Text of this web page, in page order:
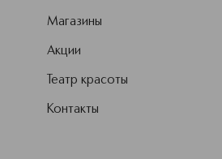
Магазины
Акции
Театр красоты
Контакты